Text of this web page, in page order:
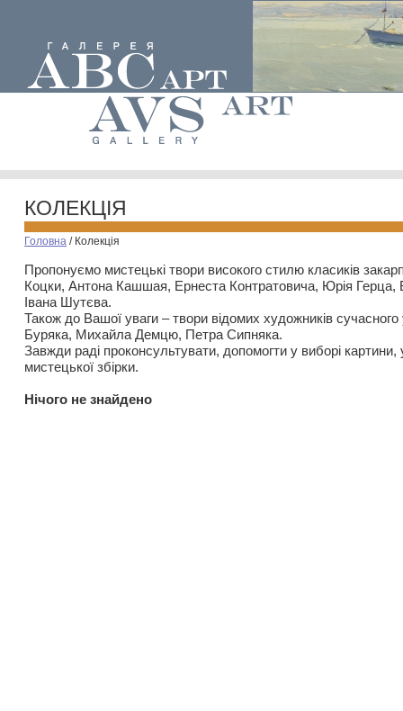
КОЛЕКЦІЯ
Головна / Колекція
Пропонуємо мистецькі твори високого стилю класиків
Коцки, Антона Кашшая, Ернеста Контратовича, Юрія
Івана Шутєва.
Також до Вашої уваги – твори відомих художників
Буряка, Михайла Демцю, Петра Сипняка.
Завжди раді проконсультувати, допомогти у виборі картини,
мистецької збірки.
Нiчого не знайдено